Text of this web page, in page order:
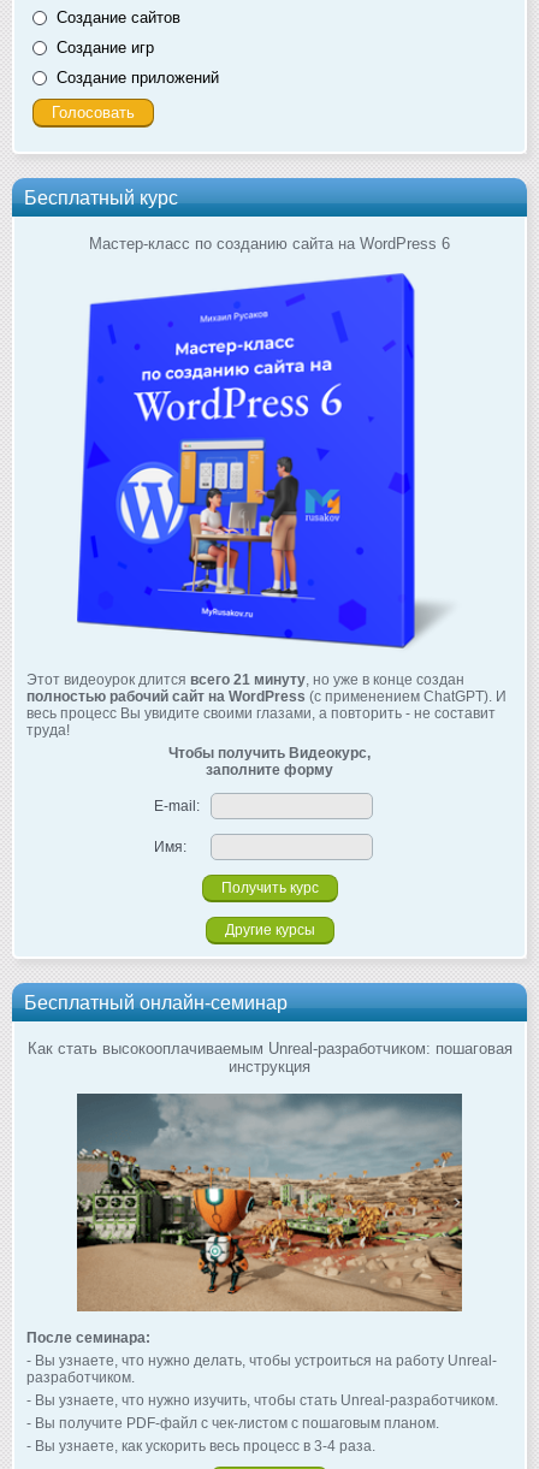
Создание сайтов
Создание игр
Создание приложений
Бесплатный курс
Мастер-класс по созданию сайта на WordPress 6
Этот видеоурок длится всего 21 минуту, но уже в конце создан
полностью рабочий сайт на WordPress (с применением ChatGPT). И
весь процесс Вы увидите своими глазами, а повторить - не составит
труда!
Чтобы получить Видеокурс,
заполните форму
E-mail:
Имя:
Другие курсы
Бесплатный онлайн-семинар
Как стать высокооплачиваемым Unreal-разработчиком: пошаговая
инструкция
После семинара:
- Вы узнаете, что нужно делать, чтобы устроиться на работу Unreal-
разработчиком.
- Вы узнаете, что нужно изучить, чтобы стать Unreal-разработчиком.
- Вы получите PDF-файл с чек-листом с пошаговым планом.
- Вы узнаете, как ускорить весь процесс в 3-4 раза.